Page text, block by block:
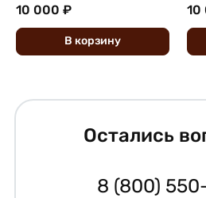
10 000 ₽
В корзину
10
Остались
8 (800)